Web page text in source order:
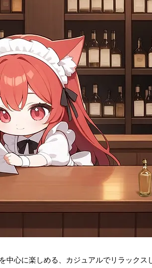
中心に楽しめる、カジュアルでリラックス